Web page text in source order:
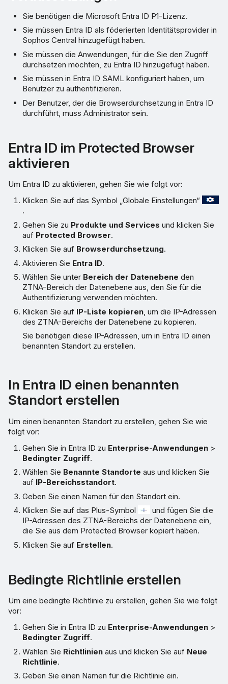
Sie benötigen die Microsoft Entra ID P1-Lizenz.
Sie müssen Entra ID als föderierten Identitätsprovider in
Sophos Central hinzugefügt haben.
Sie müssen die Anwendungen, für die Sie den Zugriff
durchsetzen möchten, zu Entra ID hinzugefügt haben.
Sie müssen in Entra ID SAML konfiguriert haben, um
Benutzer zu authentifizieren.
Der Benutzer, der die Browserdurchsetzung in Entra ID
durchführt, muss Administrator sein.
Entra ID im Protected Browser
aktivieren
Um Entra ID zu aktivieren, gehen Sie wie folgt vor:
Klicken Sie auf das Symbol „Globale Einstellungen“
.
Gehen Sie zu Produkte und Services und klicken Sie
auf Protected Browser.
Klicken Sie auf Browserdurchsetzung.
Aktivieren Sie Entra ID.
Wählen Sie unter Bereich der Datenebene den
ZTNA-Bereich der Datenebene aus, den Sie für die
Authentifizierung verwenden möchten.
Klicken Sie auf IP-Liste kopieren, um die IP-Adressen
des ZTNA-Bereichs der Datenebene zu kopieren.
Sie benötigen diese IP-Adressen, um in Entra ID einen
benannten Standort zu erstellen.
In Entra ID einen benannten
Standort erstellen
Um einen benannten Standort zu erstellen, gehen Sie wie
folgt vor:
Gehen Sie in Entra ID zu Enterprise-Anwendungen >
Bedingter Zugriff.
Wählen Sie Benannte Standorte aus und klicken Sie
auf IP-Bereichsstandort.
Geben Sie einen Namen für den Standort ein.
Klicken Sie auf das Plus-Symbol
und fügen Sie die
IP-Adressen des ZTNA-Bereichs der Datenebene ein,
die Sie aus dem Protected Browser kopiert haben.
Klicken Sie auf Erstellen.
Bedingte Richtlinie erstellen
Um eine bedingte Richtlinie zu erstellen, gehen Sie wie folgt
vor:
Gehen Sie in Entra ID zu Enterprise-Anwendungen >
Bedingter Zugriff.
Wählen Sie Richtlinien aus und klicken Sie auf Neue
Richtlinie.
Geben Sie einen Namen für die Richtlinie ein.